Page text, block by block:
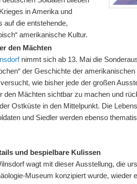
in Amerika und
auf die entstehende,
amerikanische Kultur.
den Mächten
nimmt sich ab 13. Mai die
der Geschichte der
wie bisher jede der großen
den Mächten sichtbar zu machen und
Ostküste in den Mittelpunkt. Die
und Siedler werden ebenso
und bespielbare Kulissen
wagt mit dieser Ausstellung, die
Museum konzipiert wurde, wieder